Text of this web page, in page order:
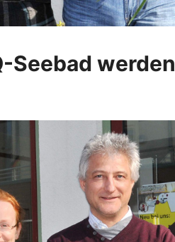
Seebad werden